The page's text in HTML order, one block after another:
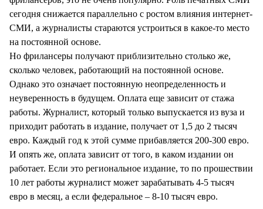
сегодня снижается параллельно с ростом влияния интернет-
СМИ, а журналисты стараются устроиться в какое-то место
на постоянной основе.
Но фрилансеры получают приблизительно столько же,
сколько человек, работающий на постоянной основе.
Однако это означает постоянную неопределенность и
неуверенность в будущем. Оплата еще зависит от стажа
работы. Журналист, который только выпускается из вуза и
приходит работать в издание, получает от 1,5 до 2 тысяч
евро. Каждый год к этой сумме прибавляется 200-300 евро.
И опять же, оплата зависит от того, в каком издании он
работает. Если это региональное издание, то по прошествии
10 лет работы журналист может зарабатывать 4-5 тысяч
евро в месяц, а если федеральное – 8-10 тысяч евро.